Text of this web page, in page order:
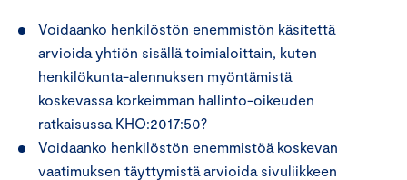
Voidaanko henkilöstön enemmistön käsitettä
arvioida yhtiön sisällä toimialoittain, kuten
henkilökunta-alennuksen myöntämistä
koskevassa korkeimman hallinto-oikeuden
ratkaisussa KHO:2017:50?
Voidaanko henkilöstön enemmistöä koskevan
vaatimuksen täyttymistä arvioida sivuliikkeen